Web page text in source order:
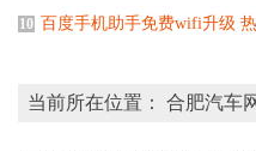
10 百度手机助手免费wifi升级
当前所在位置： 合肥汽车